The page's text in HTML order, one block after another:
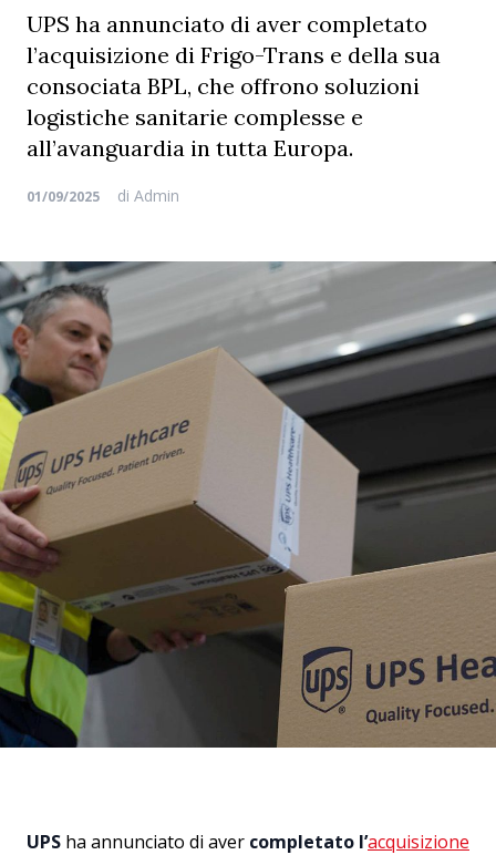
UPS ha annunciato di aver completato
l’acquisizione di Frigo-Trans e della sua
consociata BPL, che offrono soluzioni
logistiche sanitarie complesse e
all’avanguardia in tutta Europa.
01/09/2025 di Admin
UPS ha annunciato di aver completato l’acquisizione